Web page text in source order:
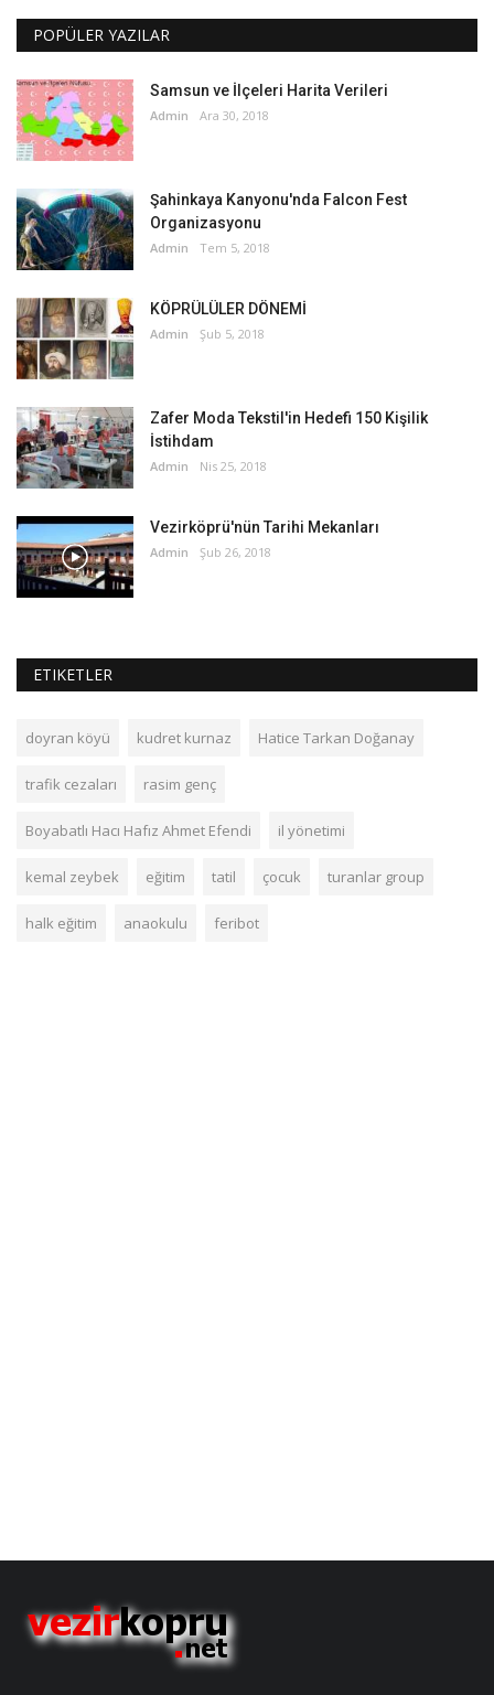
POPÜLER YAZILAR
Samsun ve İlçeleri Harita Verileri
Admin Ara 30, 2018
Şahinkaya Kanyonu'nda Falcon Fest
Organizasyonu
Admin Tem 5, 2018
KÖPRÜLÜLER DÖNEMİ
Admin Şub 5, 2018
Zafer Moda Tekstil'in Hedefi 150 Kişilik
İstihdam
Admin Nis 25, 2018
Vezirköprü'nün Tarihi Mekanları
Admin Şub 26, 2018
ETIKETLER
doyran köyü kudret kurnaz Hatice Tarkan Doğanay
trafik cezaları rasim genç
Boyabatlı Hacı Hafız Ahmet Efendi il yönetimi
kemal zeybek eğitim tatil çocuk turanlar group
halk eğitim anaokulu feribot